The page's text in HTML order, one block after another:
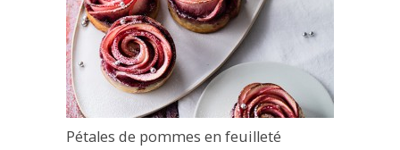
Pétales de pommes en feuilleté